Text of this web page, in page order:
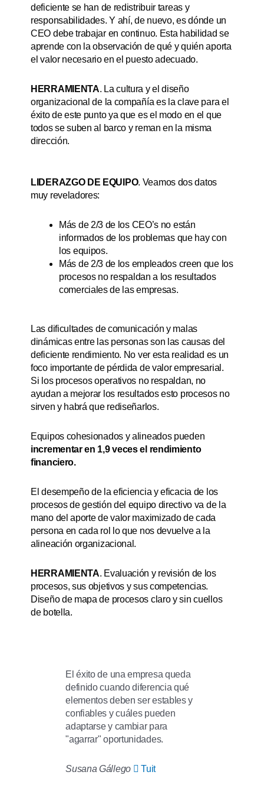
deficiente se han de redistribuir tareas y
responsabilidades. Y ahí, de nuevo, es dónde un
CEO debe trabajar en continuo. Esta habilidad se
aprende con la observación de qué y quién aporta
el valor necesario en el puesto adecuado.
HERRAMIENTA. La cultura y el diseño
organizacional de la compañía es la clave para el
éxito de este punto ya que es el modo en el que
todos se suben al barco y reman en la misma
dirección.
LIDERAZGO DE EQUIPO. Veamos dos datos
muy reveladores:
Más de 2/3 de los CEO’s no están
informados de los problemas que hay con
los equipos.
Más de 2/3 de los empleados creen que los
procesos no respaldan a los resultados
comerciales de las empresas.
Las dificultades de comunicación y malas
dinámicas entre las personas son las causas del
deficiente rendimiento. No ver esta realidad es un
foco importante de pérdida de valor empresarial.
Si los procesos operativos no respaldan, no
ayudan a mejorar los resultados esto procesos no
sirven y habrá que rediseñarlos.
Equipos cohesionados y alineados pueden
incrementar en 1,9 veces el rendimiento
financiero.
El desempeño de la eficiencia y eficacia de los
procesos de gestión del equipo directivo va de la
mano del aporte de valor maximizado de cada
persona en cada rol lo que nos devuelve a la
alineación organizacional.
HERRAMIENTA. Evaluación y revisión de los
procesos, sus objetivos y sus competencias.
Diseño de mapa de procesos claro y sin cuellos
de botella.
El éxito de una empresa queda
definido cuando diferencia qué
elementos deben ser estables y
confiables y cuáles pueden
adaptarse y cambiar para
"agarrar" oportunidades.
Susana Gállego Tuit